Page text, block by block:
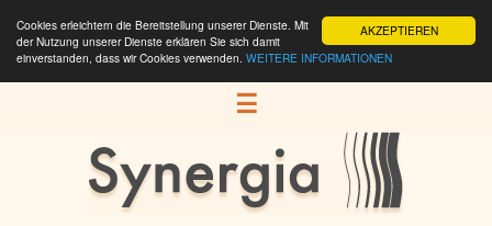
AKZEPTIEREN
Cookies erleichtern die Bereitstellung unserer Dienste. Mit
der Nutzung unserer Dienste erklären Sie sich damit
einverstanden, dass wir Cookies verwenden. WEITERE INFORMATIONEN
☰